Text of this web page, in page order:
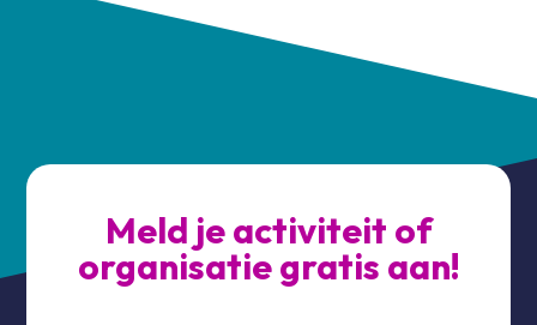
Meld je activiteit of
organisatie gratis aan!